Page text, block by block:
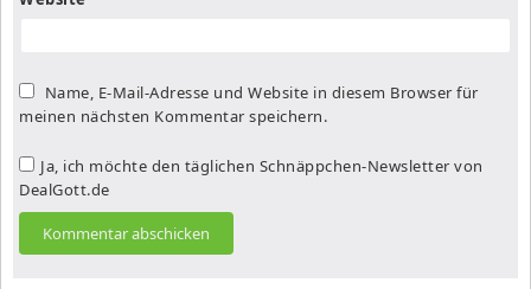
Name, E-Mail-Adresse und Website in diesem Browser für
meinen nächsten Kommentar speichern.
Ja, ich möchte den täglichen Schnäppchen-Newsletter von
DealGott.de